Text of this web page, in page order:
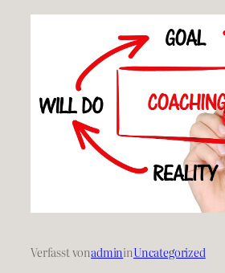
Verfasst vonadmininUncategorized